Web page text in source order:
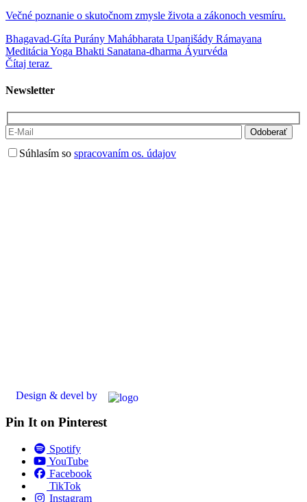
Večné poznanie o skutočnom zmysle života a zákonoch vesmíru.
Bhagavad-Gíta Purány Mahábharata Upanišády Rámayana
Meditácia Yoga Bhakti Sanatana-dharma Áyurvéda
Čítaj teraz
Newsletter
Súhlasím so spracovaním os. údajov
Design & devel by
Pin It on Pinterest
Spotify
YouTube
Facebook
TikTok
Instagram